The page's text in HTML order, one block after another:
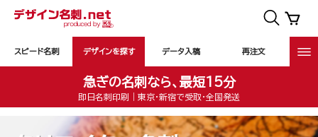
スピード名刺 デザインを探す データ入稿 再注文
急ぎの名刺なら、最短15分
即日名刺印刷｜東京・新宿で受取・全国発送